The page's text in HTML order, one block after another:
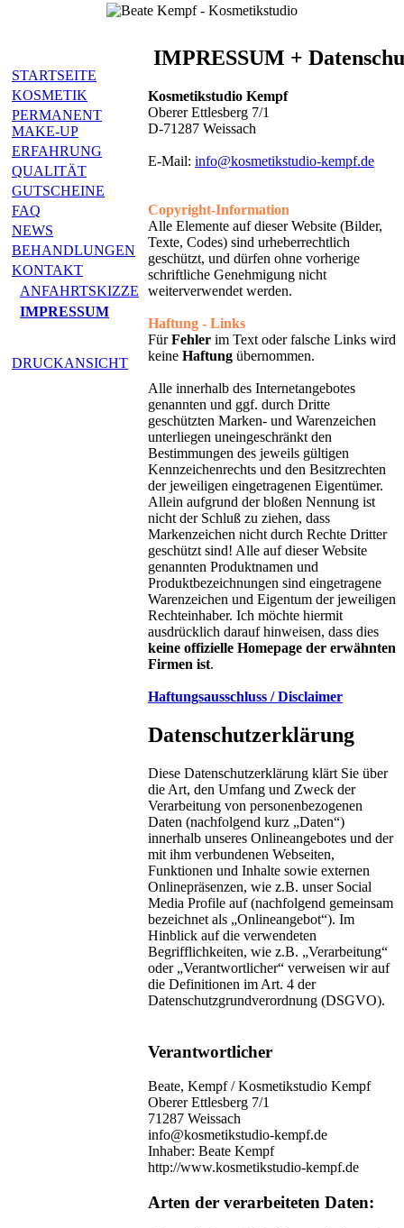
STARTSEITE
KOSMETIK
PERMANENT
MAKE-UP
ERFAHRUNG
QUALITÄT
GUTSCHEINE
FAQ
NEWS
BEHANDLUNGEN
KONTAKT
ANFAHRTSKIZZE
IMPRESSUM
DRUCKANSICHT
IMPRESSUM +
Kosmetikstudio Kempf
Oberer Ettlesberg 7/1
D-71287 Weissach
E-Mail: info@kosmetikstudio-kempf.de
Copyright-Information
Alle Elemente auf dieser Website (Bilder,
Texte, Codes) sind urheberrechtlich
geschützt, und dürfen ohne vorherige
schriftliche Genehmigung nicht
weiterverwendet werden.
Haftung - Links
FürFehler im Text oder falsche Links wird
keine Haftung übernommen.
Alle innerhalb des Internetangebotes
genannten und ggf. durch Dritte
geschützten Marken- und Warenzeichen
unterliegen uneingeschränkt den
Bestimmungen des jeweils gültigen
Kennzeichenrechts und den Besitzrechten
der jeweiligen eingetragenen Eigentümer.
Allein aufgrund der bloßen Nennung ist
nicht der Schluß zu ziehen, dass
Markenzeichen nicht durch Rechte Dritter
geschützt sind! Alle auf dieser Website
genannten Produktnamen und
Produktbezeichnungen sind eingetragene
Warenzeichen und Eigentum der jeweiligen
Rechteinhaber. Ich möchte hiermit
ausdrücklich darauf hinweisen, dass dies
keine offizielle Homepage der erwähnten
Firmen ist.
Haftungsausschluss / Disclaimer
Datenschutzerklärung
Diese Datenschutzerklärung klärt Sie über
die Art, den Umfang und Zweck der
Verarbeitung von personenbezogenen
Daten (nachfolgend kurz „Daten“)
innerhalb unseres Onlineangebotes und der
mit ihm verbundenen Webseiten,
Funktionen und Inhalte sowie externen
Onlinepräsenzen, wie z.B. unser Social
Media Profile auf (nachfolgend gemeinsam
bezeichnet als „Onlineangebot“). Im
Hinblick auf die verwendeten
Begrifflichkeiten, wie z.B. „Verarbeitung“
oder „Verantwortlicher“ verweisen wir auf
die Definitionen im Art. 4 der
Datenschutzgrundverordnung (DSGVO).
Verantwortlicher
Beate, Kempf / Kosmetikstudio Kempf
Oberer Ettlesberg 7/1
71287 Weissach
info@kosmetikstudio-kempf.de
Inhaber: Beate Kempf
http://www.kosmetikstudio-kempf.de
Arten der verarbeiteten Daten: